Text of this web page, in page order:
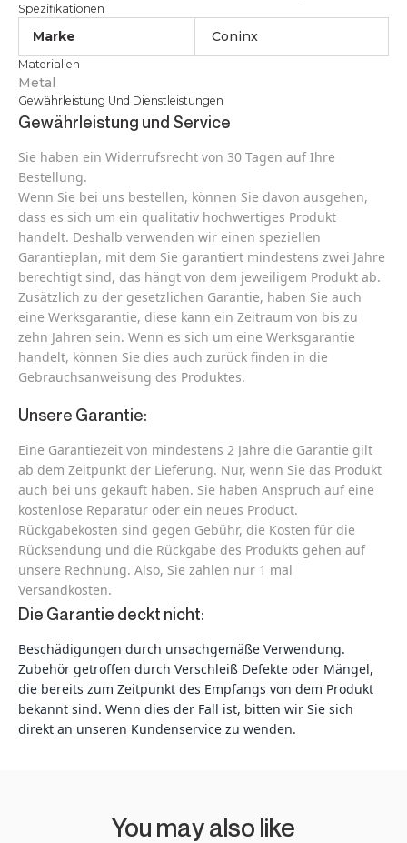
Spezifikationen
Marke Coninx
Materialien
Metal
Gewährleistung Und Dienstleistungen
Gewährleistung und Service
Sie haben ein Widerrufsrecht von 30 Tagen auf Ihre
Bestellung.
Wenn Sie bei uns bestellen, können Sie davon ausgehen,
dass es sich um ein qualitativ hochwertiges Produkt
handelt. Deshalb verwenden wir einen speziellen
Garantieplan, mit dem Sie garantiert mindestens zwei Jahre
berechtigt sind, das hängt von dem jeweiligem Produkt ab.
Zusätzlich zu der gesetzlichen Garantie, haben Sie auch
eine Werksgarantie, diese kann ein Zeitraum von bis zu
zehn Jahren sein. Wenn es sich um eine Werksgarantie
handelt, können Sie dies auch zurück finden in die
Gebrauchsanweisung des Produktes.
Unsere Garantie:
Eine Garantiezeit von mindestens 2 Jahre die Garantie gilt
ab dem Zeitpunkt der Lieferung. Nur, wenn Sie das Produkt
auch bei uns gekauft haben. Sie haben Anspruch auf eine
kostenlose Reparatur oder ein neues Product.
Rückgabekosten sind gegen Gebühr, die Kosten für die
Rücksendung und die Rückgabe des Produkts gehen auf
unsere Rechnung. Also, Sie zahlen nur 1 mal
Versandkosten.
Die Garantie deckt nicht:
Beschädigungen durch unsachgemäße Verwendung.
Zubehör getroffen durch Verschleiß Defekte oder Mängel,
die bereits zum Zeitpunkt des Empfangs von dem Produkt
bekannt sind. Wenn dies der Fall ist, bitten wir Sie sich
direkt an unseren Kundenservice zu wenden.
You may also like